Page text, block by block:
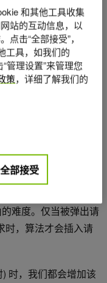
初始解决方案和改进
和改进这些解决方案
来生成可行的初始解
团队已经改进并并行
向路由发出请求。
将请求插入路由。如
出一个或多个易于插
难度。仅当被弹出请
时，算法才会插入请
时，我们都会增加该
和其他工具收集
站的互动信息，以
击“全部接受”，
工具，如我们的
管理设置”来管理您
策，详细了解我们的
全部接受